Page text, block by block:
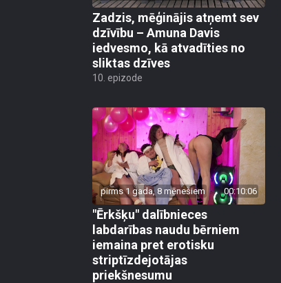
Zadzis, mēģinājis atņemt sev
dzīvību – Amuna Davis
iedvesmo, kā atvadīties no
sliktas dzīves
10. epizode
pirms 1 gada, 8 mēnešiem 00:10:06
"Ērkšķu" dalībnieces
labdarības naudu bērniem
iemaina pret erotisku
striptīzdejotājas
priekšnesumu